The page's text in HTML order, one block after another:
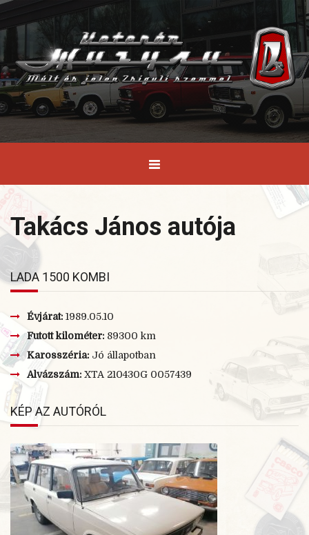
Takács János autója
LADA 1500 KOMBI
Évjárat: 1989.05.10
Futott kilométer: 89300 km
Karosszéria: Jó állapotban
Alvázszám: XTA 210430G 0057439
KÉP AZ AUTÓRÓL